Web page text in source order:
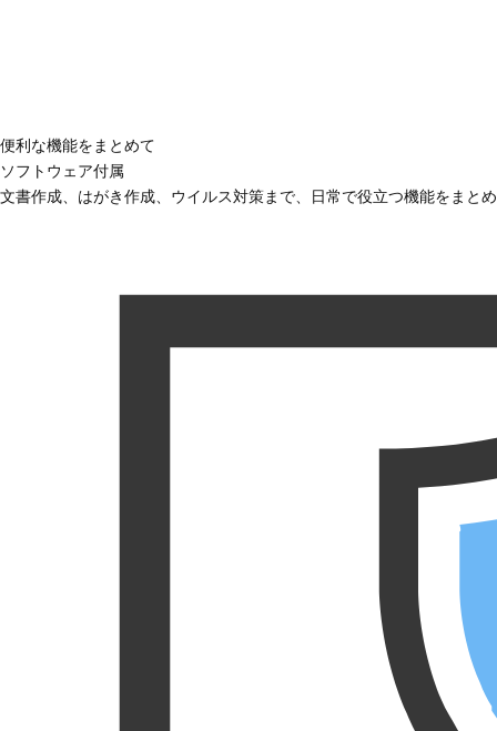
便利な機能をまとめて
ソフトウェア付属
文書作成、はがき作成、ウイルス対策まで、日常で役立つ機能をまと